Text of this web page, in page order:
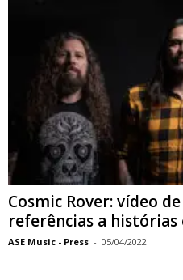
Cosmic Rover: vídeo de
referências a histórias
ASE Music - Press - 05/04/2022